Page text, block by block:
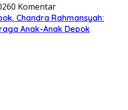
0 Komentar
Chandra Rahmansyah:
Anak-Anak Depok